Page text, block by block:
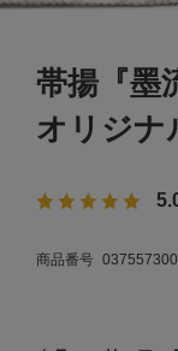
帯揚『墨
オリジナ
商品番号